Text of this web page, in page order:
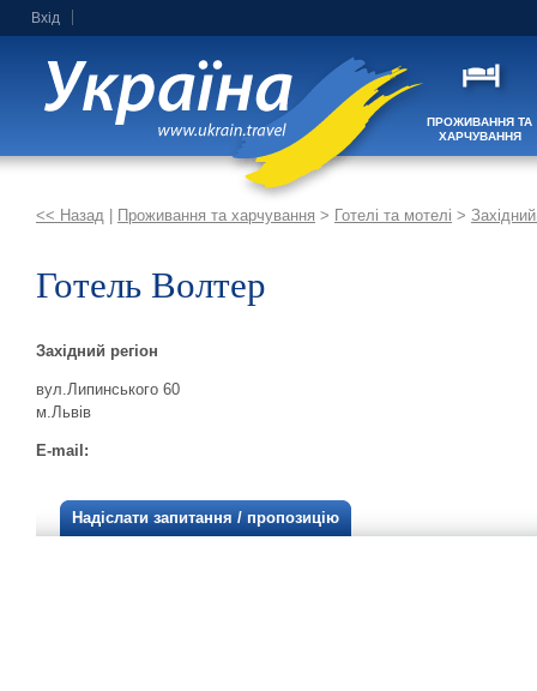
Вхід
ПРОЖИВАННЯ ТА
ХАРЧУВАННЯ
<< Назад Проживання та харчування > Готелі та мотелі > Західний
Готель Волтер
Західний регіон
вул.Липинського 60
м.Львів
E-mail:
Надіслати запитання / пропозицію